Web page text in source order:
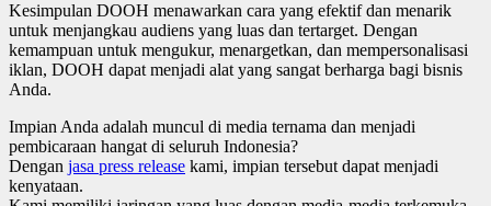
Kesimpulan DOOH menawarkan cara yang efektif dan menarik
untuk menjangkau audiens yang luas dan tertarget. Dengan
kemampuan untuk mengukur, menargetkan, dan mempersonalisasi
iklan, DOOH dapat menjadi alat yang sangat berharga bagi bisnis
Anda.
Impian Anda adalah muncul di media ternama dan menjadi
pembicaraan hangat di seluruh Indonesia?
Dengan jasa press release kami, impian tersebut dapat menjadi
kenyataan.